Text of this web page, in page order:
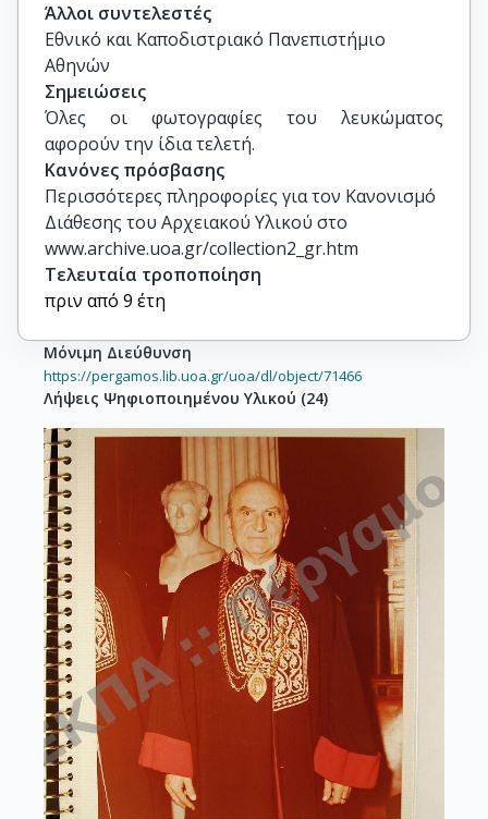
Άλλοι συντελεστές
Εθνικό και Καποδιστριακό Πανεπιστήμιο
Αθηνών
Σημειώσεις
Όλες οι φωτογραφίες του λευκώματος
αφορούν την ίδια τελετή.
Κανόνες πρόσβασης
Περισσότερες πληροφορίες για τον Κανονισμό
Διάθεσης του Αρχειακού Υλικού στο
www.archive.uoa.gr/collection2_gr.htm
Τελευταία τροποποίηση
πριν από 9 έτη
Μόνιμη Διεύθυνση
https://pergamos.lib.uoa.gr/uoa/dl/object/71466
Λήψεις Ψηφιοποιημένου Υλικού (24)